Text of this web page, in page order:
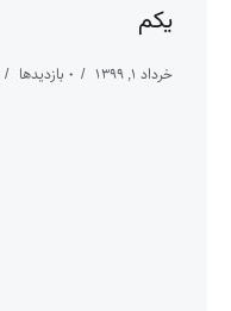
یکم
خرداد ۱, ۱۳۹۹ ۰ بازدیدها